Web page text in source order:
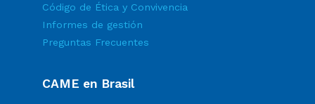
Código de Ética y Convivencia
Informes de gestión
Preguntas Frecuentes
CAME en Brasil